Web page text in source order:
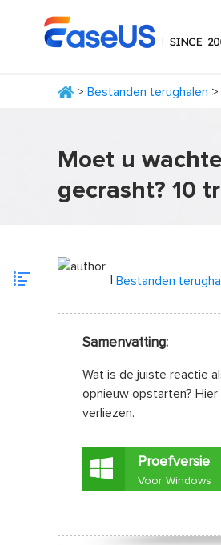
> Bestanden terughalen
Moet u
gecrasht? 10
Bestanden
Samenvatting:
Wat is de juiste reactie
opnieuw opstarten?
verliezen.
Proefversie
Voor Windows